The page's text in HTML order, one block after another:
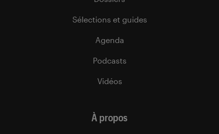
Sélections et guides
Agenda
Podcasts
Vidéos
À propos